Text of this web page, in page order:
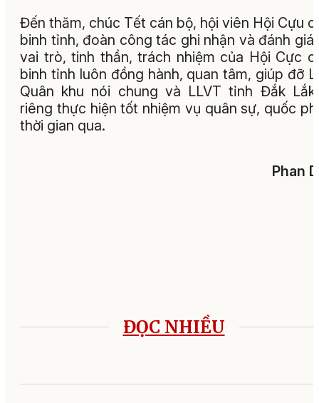
Đến thăm, chúc Tết cán bộ, hội viên Hội Cựu
binh tỉnh, đoàn công tác ghi nhận và đánh giá
vai trò, tinh thần, trách nhiệm của Hội Cực
binh tỉnh luôn đồng hành, quan tâm, giúp đỡ
Quân khu nói chung và LLVT tỉnh Đắk
riêng thực hiện tốt nhiệm vụ quân sự, quốc
thời gian qua.
Phan
ĐỌC NHIỀU